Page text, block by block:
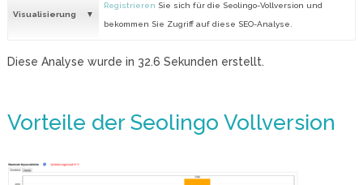
Visualisierung
Registrieren Sie sich für die Seolingo-Vollversion und
bekommen Sie Zugriff auf diese SEO-Analyse.
Diese Analyse wurde in 32.6 Sekunden erstellt.
Vorteile der Seolingo Vollversion